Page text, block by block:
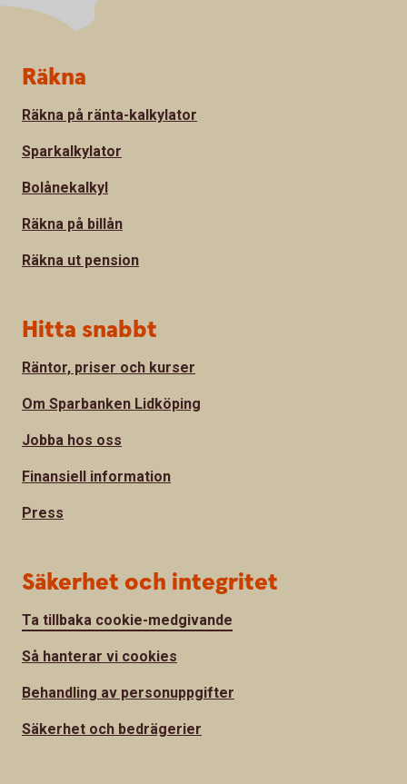
Sidfot
Räkna
Räkna på ränta-kalkylator
Sparkalkylator
Bolånekalkyl
Räkna på billån
Räkna ut pension
Hitta snabbt
Räntor, priser och kurser
Om Sparbanken Lidköping
Jobba hos oss
Finansiell information
Press
Säkerhet och integritet
Ta tillbaka cookie-medgivande
Så hanterar vi cookies
Behandling av personuppgifter
Säkerhet och bedrägerier